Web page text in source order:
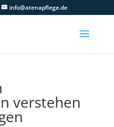
info@atenapflege.de
verstehen